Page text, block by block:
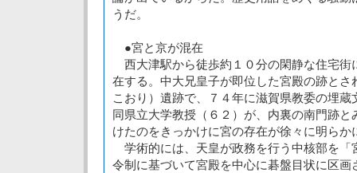
うだ。
●宮と京が混在
西大津駅から徒歩約１０分の閑静な住宅街
在する。中大兄皇子が即位した宮殿の跡とさ
こおり）遺跡で、７４年に滋賀県教委の埋
同県立大学教授（６２）が、内裏の南門跡
けたのをきっかけに宮の存在が徐々に明らか
学術的には、天皇が政務を行う中核部を「
令制に基づいて宮殿を中心に碁盤目状に区画